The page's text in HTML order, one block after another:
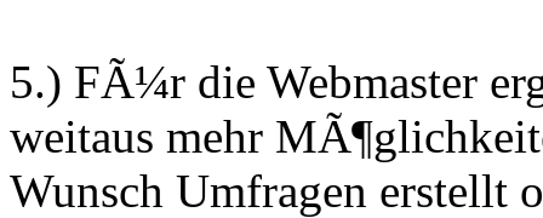
5.) FÃ¼r die Webmaster
weitaus mehr
Wunsch Umfragen erstellt